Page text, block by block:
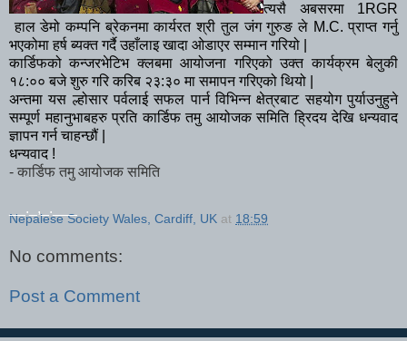
त्यसै अबसरमा 1RGR
हाल डेमो कम्पनि ब्रेकनमा कार्यरत श्री तुल जंग गुरुङ ले M.C. प्राप्त गर्नु
भएकोमा हर्ष ब्यक्त गर्दै उहाँलाइ खादा ओडाएर सम्मान गरियो |
कार्डिफको कन्जरभेटिभ क्लबमा आयोजना गरिएको उक्त कार्यक्रम बेलुकी
१८:०० बजे शुरु गरि करिब २३:३० मा समापन गरिएको थियो |
अन्तमा यस ल्होसार पर्वलाई सफल पार्न विभिन्न क्षेत्रबाट सहयोग पुर्याउनुहुने
सम्पूर्ण महानुभाबहरु प्रति कार्डिफ तमु आयोजक समिति ह्रिदय देखि धन्यवाद
ज्ञापन गर्न चाहन्छौं |
धन्यवाद !
- कार्डिफ तमु आयोजक समिति
__._,_.___
Nepalese Society Wales, Cardiff, UK at 18:59
No comments:
Post a Comment